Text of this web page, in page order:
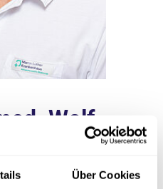
Über Cookies
Wolf
| Klinik